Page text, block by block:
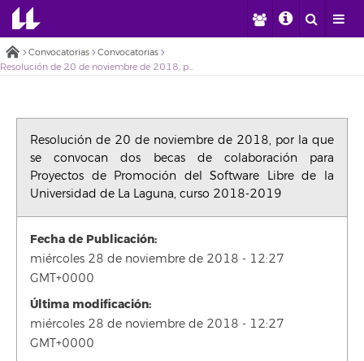
Convocatorias
Convocatorias
Resolución de 20 de noviembre de 2018, por la que se convocan dos becas de colaboración para Proyectos de Promoción del Software Libre de la Universidad de La Laguna, curso 2018-2019
Resolución de 20 de noviembre de 2018, por la que
se convocan dos becas de colaboración para
Proyectos de Promoción del Software Libre de la
Universidad de La Laguna, curso 2018-2019
Fecha de Publicación:
miércoles 28 de noviembre de 2018 - 12:27
GMT+0000
Última modificación:
miércoles 28 de noviembre de 2018 - 12:27
GMT+0000